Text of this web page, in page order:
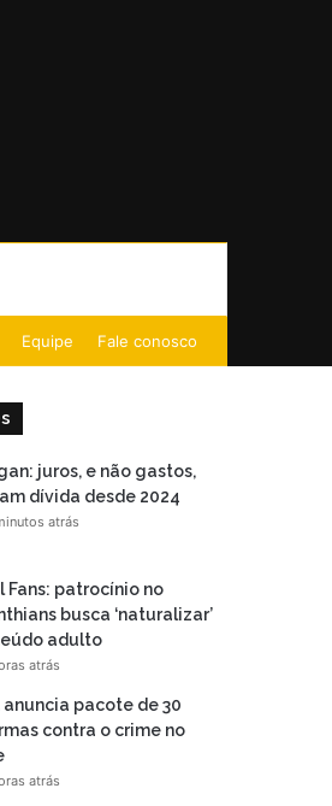
Equipe Fale conosco
juros, e não gastos,
dívida desde 2024
atrás
Fans: patrocínio no
busca ‘naturalizar’
adulto
atrás
anuncia pacote de 30
contra o crime no
atrás